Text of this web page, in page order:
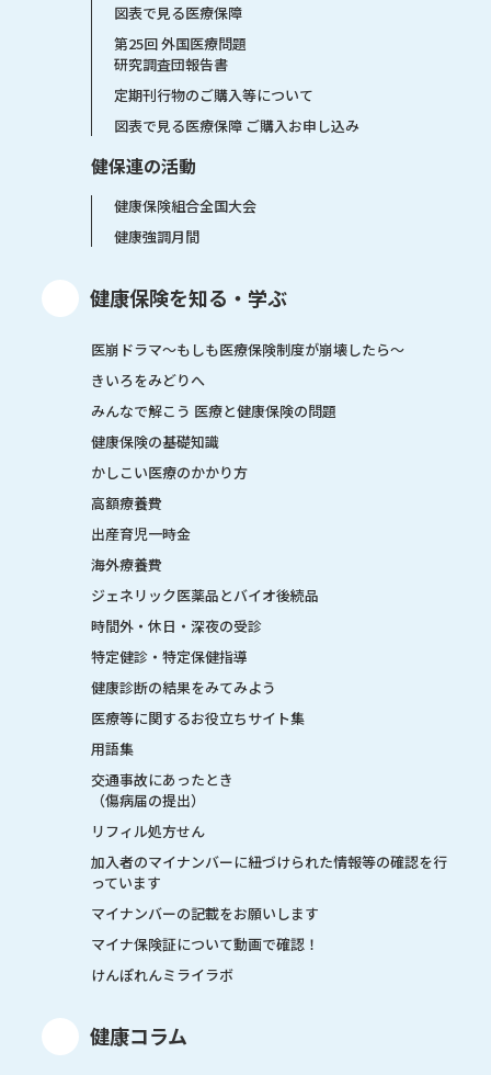
図表で見る医療保障
第25回 外国医療問題
研究調査団報告書
定期刊行物のご購入等について
図表で見る医療保障 ご購入お申し込み
健保連の活動
健康保険組合全国大会
健康強調月間
健康保険を知る・学ぶ
医崩ドラマ〜もしも医療保険制度が崩壊したら〜
きいろをみどりへ
みんなで解こう 医療と健康保険の問題
健康保険の基礎知識
かしこい医療のかかり方
高額療養費
出産育児一時金
海外療養費
ジェネリック医薬品とバイオ後続品
時間外・休日・深夜の受診
特定健診・特定保健指導
健康診断の結果をみてみよう
医療等に関するお役立ちサイト集
用語集
交通事故にあったとき
（傷病届の提出）
リフィル処方せん
加入者のマイナンバーに紐づけられた情報等の確認を行
っています
マイナンバーの記載をお願いします
マイナ保険証について動画で確認！
けんぽれんミライラボ
健康コラム